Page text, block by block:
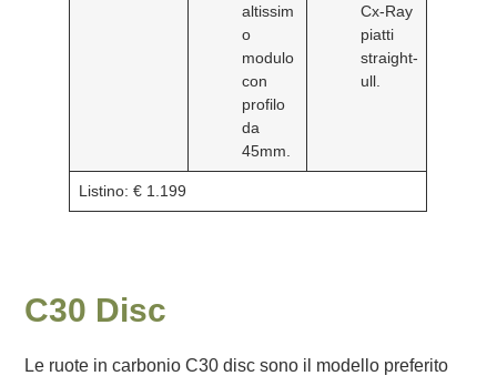
altissim
o
modulo
con
profilo
da
45mm.
Cx-Ray
piatti
straight-
ull.
Listino: € 1.199
C30 Disc
Le ruote in carbonio C30 disc sono il modello preferito